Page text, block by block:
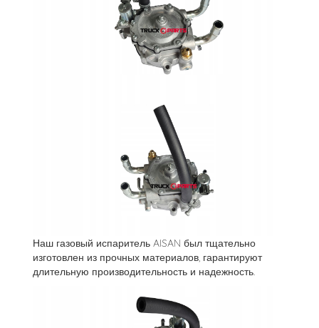
Наш газовый испаритель AISAN был тщательно
изготовлен из прочных материалов, гарантируют
длительную производительность и надежность.